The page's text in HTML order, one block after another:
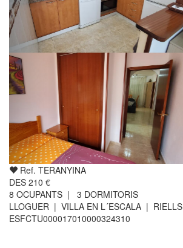
Ref. TERANYINA
DES 210 €
8 OCUPANTS | 3 DORMITORIS
LLOGUER | VILLA EN L´ESCALA | RIELLS
ESFCTU000017010000324310